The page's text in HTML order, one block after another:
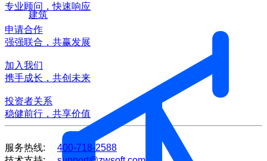
建筑
专业顾问，快速响应
申请合作
强强联合，共赢发展
加入我们
携手成长，共创未来
投资者关系
稳健前行，共享价值
服务热线:
400-718-2588